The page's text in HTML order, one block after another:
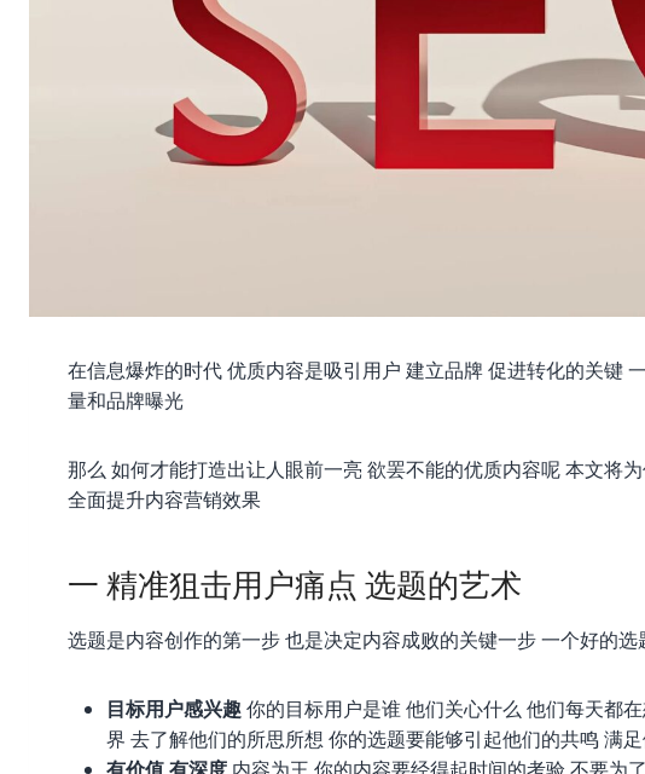
在信息爆炸的时代 优质内容是吸引用户 建立品牌 促进转化的关键
量和品牌曝光
那么 如何才能打造出让人眼前一亮 欲罢不能的优质内容呢 本文将
全面提升内容营销效果
一 精准狙击用户痛点 选题的艺术
选题是内容创作的第一步 也是决定内容成败的关键一步 一个好的
目标用户感兴趣你的目标用户是谁 他们关心什么 他们每天都
界 去了解他们的所思所想 你的选题要能够引起他们的共鸣 满
有价值 有深度 内容为王 你的内容要经得起时间的考验 不要为